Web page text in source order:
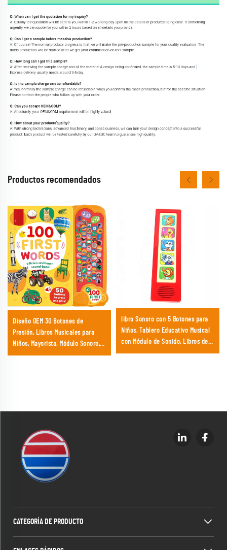
Productos recomendados
Diseño OEM 30 Botones de
Presión, Libros Musicales para
Niños, Mayorista, Módulo Sonoro,
Libro
libro Sonoro con 5 Botones para
Niños, Tablero Educativo Musical
con Módulo de Sonido, Libros de
Audio con Caja de Música para
CATEGORÍA DE PRODUCTO